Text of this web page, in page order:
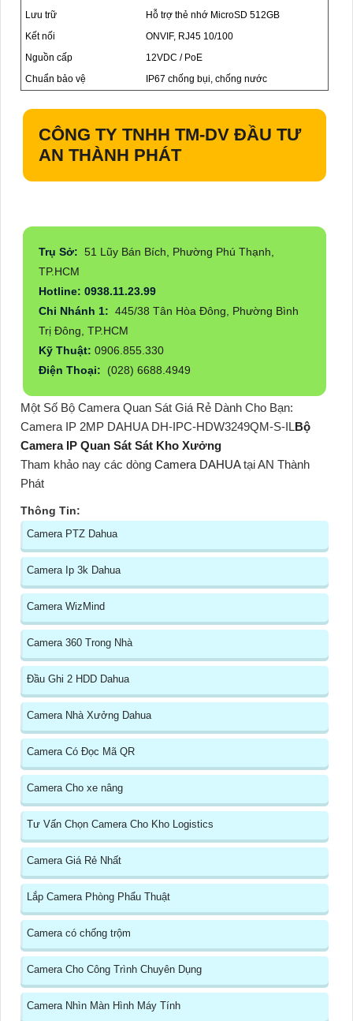
Lưu trữ
Hỗ trợ thẻ nhớ MicroSD 512GB
Kết nối
ONVIF, RJ45 10/100
Nguồn cấp
12VDC / PoE
Chuẩn bảo vệ
IP67 chống bụi, chống nước
CÔNG TY TNHH TM-DV ĐẦU TƯ
AN THÀNH PHÁT
Trụ Sở: 51 Lũy Bán Bích, Phường Phú Thạnh,
TP.HCM
Hotline: 0938.11.23.99
Chi Nhánh 1: 445/38 Tân Hòa Đông, Phường Bình
Trị Đông, TP.HCM
Kỹ Thuật: 0906.855.330
Điện Thoại:
(028) 6688.4949
Một Số Bộ Camera Quan Sát Giá Rẻ Dành Cho Bạn:
Camera IP 2MP DAHUA DH-IPC-HDW3249QM-S-ILBộ
Camera IP Quan Sát Sát Kho Xưởng
Tham khảo nay các dòng Camera DAHUAtại AN Thành
Phát
Thông Tin:
Camera PTZ Dahua
Camera Ip 3k Dahua
Camera WizMind
Camera 360 Trong Nhà
Đầu Ghi 2 HDD Dahua
Camera Nhà Xưởng Dahua
Camera Có Đọc Mã QR
Camera Cho xe nâng
Tư Vấn Chọn Camera Cho Kho Logistics
Camera Giá Rẻ Nhất
Lắp Camera Phòng Phẩu Thuật
Camera có chống trộm
Camera Cho Công Trình Chuyên Dụng
Camera Nhìn Màn Hình Máy Tính